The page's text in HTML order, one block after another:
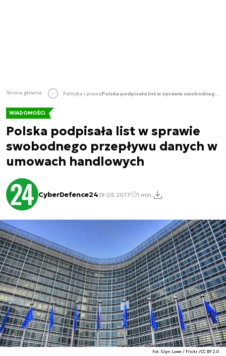
Strona główna Polityka i prawo Polska podpisała list w sprawie swobodnego przepływu danych w umowach handlowych
WIADOMOŚCI
Polska podpisała list w sprawie
swobodnego przepływu danych w
umowach handlowych
CyberDefence2419.05.2017 1 min.
Fot. Glyn Lowe / Flickr /CC BY 2.0